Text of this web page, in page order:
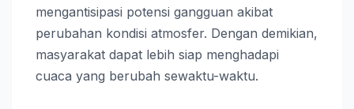
mengantisipasi potensi gangguan akibat
perubahan kondisi atmosfer. Dengan demikian,
masyarakat dapat lebih siap menghadapi
cuaca yang berubah sewaktu-waktu.